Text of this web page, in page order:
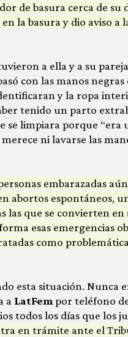
de basura cerca de
la basura y dio aviso a
a ella y a su
con las manos
y la ropa
tenido un parto
se limpiara porque “era
ni lavarse las
embarazadas
abortos espontáneos,
las que se convierten en
esas emergencias
como
esta situación. Nunca
a LatFem por teléfono
todos los días que los
en trámite ante el